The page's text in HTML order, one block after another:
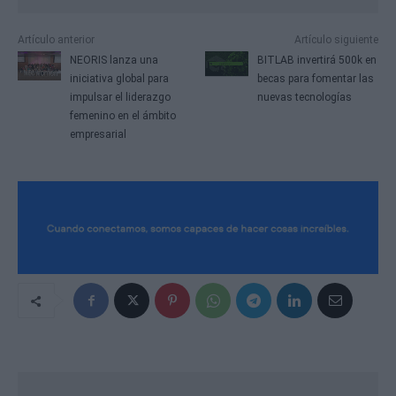
Artículo anterior
NEORIS lanza una
iniciativa global para
impulsar el liderazgo
femenino en el ámbito
empresarial
Artículo siguiente
BITLAB invertirá 500k en
becas para fomentar las
nuevas tecnologías